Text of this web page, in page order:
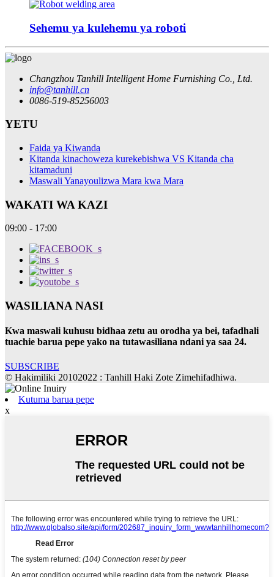
Sehemu ya kulehemu ya roboti
Changzhou Tanhill Intelligent Home Furnishing Co., Ltd.
info@tanhill.cn
0086-519-85256003
YETU
Faida ya Kiwanda
Kitanda kinachoweza kurekebishwa VS Kitanda cha
kitamaduni
Maswali Yanayoulizwa Mara kwa Mara
WAKATI WA KAZI
09:00 - 17:00
WASILIANA NASI
Kwa maswali kuhusu bidhaa zetu au orodha ya bei, tafadhali
tuachie barua pepe yako na tutawasiliana ndani ya saa 24.
SUBSCRIBE
© Hakimiliki 20102022 : Tanhill Haki Zote Zimehifadhiwa.
Kutuma barua pepe
x